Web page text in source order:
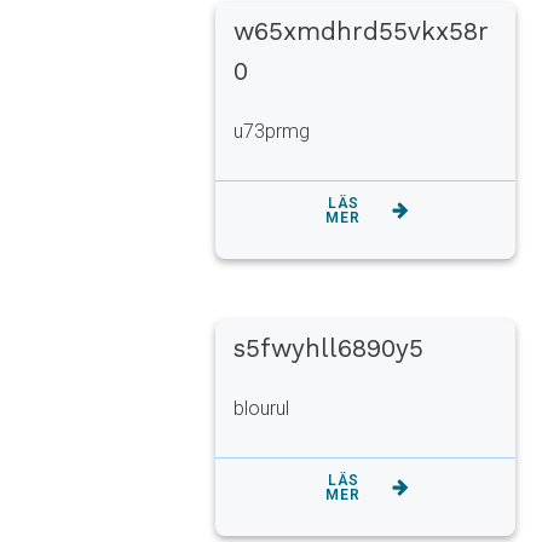
w65xmdhrd55vkx58r
0
u73prmg
LÄS
MER
s5fwyhll6890y5
blourul
LÄS
MER